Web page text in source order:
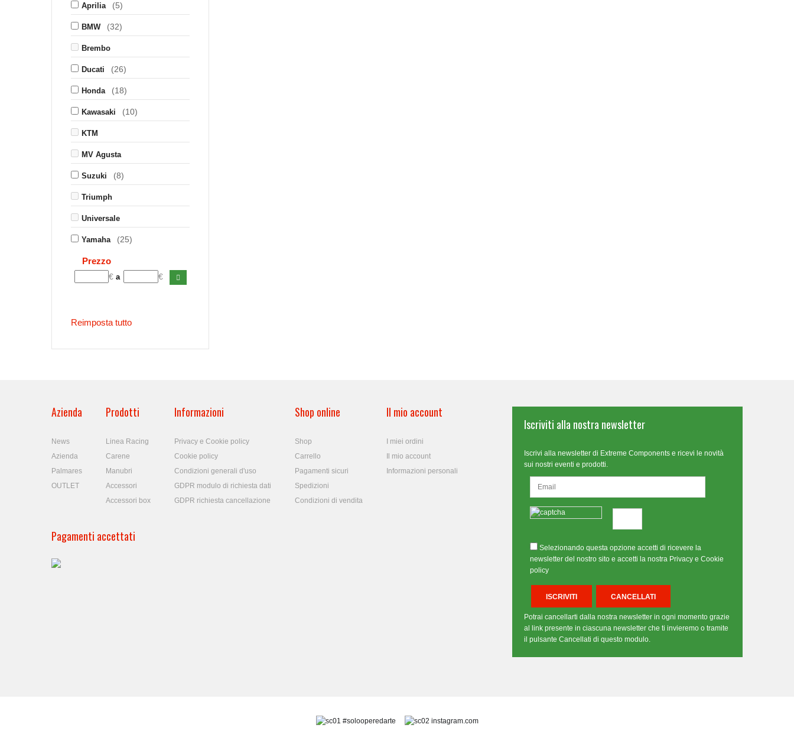
Aprilia (5)
BMW (32)
Brembo
Ducati (26)
Honda (18)
Kawasaki (10)
KTM
MV Agusta
Suzuki (8)
Triumph
Universale
Yamaha (25)
Prezzo
€a €
Reimposta tutto
Azienda
News
Azienda
Palmares
OUTLET
Prodotti
Linea Racing
Carene
Manubri
Accessori
Accessori box
Informazioni
Privacy e Cookie policy
Cookie policy
Condizioni generali d'uso
GDPR modulo di richiesta dati
GDPR richiesta cancellazione
Shop online
Shop
Carrello
Pagamenti sicuri
Spedizioni
Condizioni di vendita
Il mio account
I miei ordini
Il mio account
Informazioni personali
Pagamenti accettati
Iscriviti alla nostra newsletter
Iscrivi alla newsletter di Extreme Components e ricevi le novità
sui nostri eventi e prodotti.
Selezionando questa opzione accetti di ricevere la
newsletter del nostro sito e accetti la nostra Privacy e Cookie
policy
Potrai cancellarti dalla nostra newsletter in ogni momento grazie
al link presente in ciascuna newsletter che ti invieremo o tramite
il pulsante Cancellati di questo modulo.
#solooperedarte instagram.com